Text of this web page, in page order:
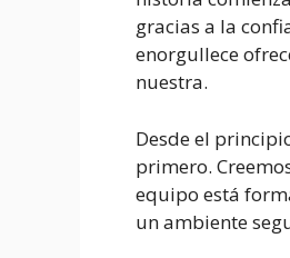
gracias a la
enorgullece
nuestra.
Desde el
primero.
equipo está
un ambiente